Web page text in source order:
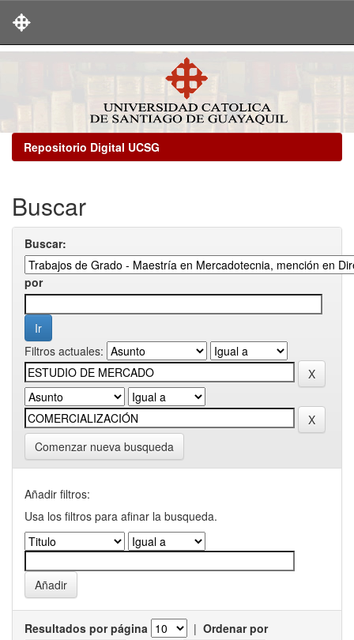
Repositorio Digital UCSG
Buscar
Buscar:
por
Filtros actuales:
Comenzar nueva busqueda
Añadir filtros:
Usa los filtros para afinar la busqueda.
Resultados por página | Ordenar por